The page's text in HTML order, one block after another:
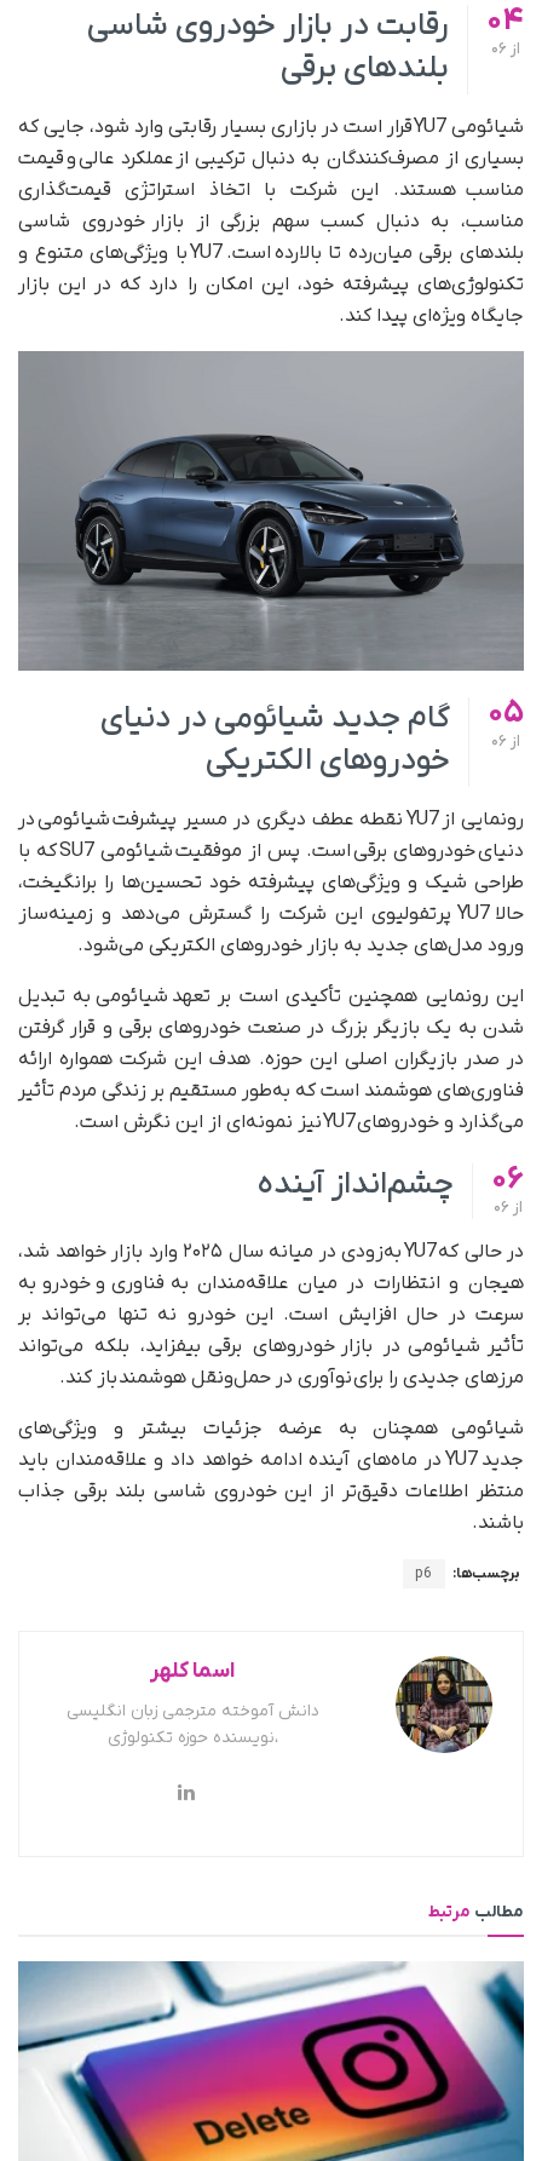
04
از
رقابت در بازار خودروی شاسی
بلندهای برقی
شیائومی YU7 قرار است در بازاری بسیار رقابتی وارد شود، جایی که
بسیاری از مصرف‌کنندگان به دنبال ترکیبی از عملکرد عالی و قیمت
مناسب هستند. این شرکت با اتخاذ استراتژی قیمت‌گذاری
مناسب، به دنبال کسب سهم بزرگی از بازار خودروی شاسی
بلندهای برقی میان‌رده تا بالارده است. YU7 با ویژگی‌های متنوع و
تکنولوژی‌های پیشرفته خود، این امکان را دارد که در این بازار
جایگاه ویژه‌ای پیدا کند.
05
از
گام جدید شیائومی در دنیای
خودروهای الکتریکی
رونمایی از YU7 نقطه عطف دیگری در مسیر پیشرفت شیائومی در
دنیای خودروهای برقی است. پس از موفقیت شیائومی SU7 که با
طراحی شیک و ویژگی‌های پیشرفته خود تحسین‌ها را برانگیخت،
حالا YU7 پرتفولیوی این شرکت را گسترش می‌دهد و زمینه‌ساز
ورود مدل‌های جدید به بازار خودروهای الکتریکی می‌شود.
این رونمایی همچنین تأکیدی است بر تعهد شیائومی به تبدیل
شدن به یک بازیگر بزرگ در صنعت خودروهای برقی و قرار گرفتن
در صدر بازیگران اصلی این حوزه. هدف این شرکت همواره ارائه
فناوری‌های هوشمند است که به‌طور مستقیم بر زندگی مردم تأثیر
می‌گذارد و خودروهای YU7 نیز نمونه‌ای از این نگرش است.
06
از
چشم‌انداز آینده
در حالی که YU7 به‌زودی در میانه سال ۲۰۲۵ وارد بازار خواهد شد،
هیجان و انتظارات در میان علاقه‌مندان به فناوری و خودرو به
سرعت در حال افزایش است. این خودرو نه تنها می‌تواند بر
تأثیر شیائومی در بازار خودروهای برقی بیفزاید، بلکه می‌تواند
مرزهای جدیدی را برای نوآوری در حمل‌ونقل هوشمند باز کند.
شیائومی همچنان به عرضه جزئیات بیشتر و ویژگی‌های
جدید YU7 در ماه‌های آینده ادامه خواهد داد و علاقه‌مندان باید
منتظر اطلاعات دقیق‌تر از این خودروی شاسی بلند برقی جذاب
باشند.
برچسب‌ها: p6
اسما کلهر
دانش آموخته مترجمی زبان انگلیسی
،نویسنده حوزه تکنولوژی
مطالب مرتبط